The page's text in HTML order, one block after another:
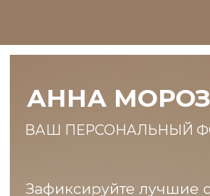
Зафиксируйте лучшие события
качеством. Забронируйте съемку
ВАШ ПЕРСОНАЛЬНЫЙ ФОТОГРАФ